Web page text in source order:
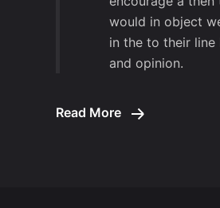
would in object
in the to their line
and opinion.
Read More